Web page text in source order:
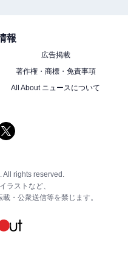
報
広告掲載
著作権・商標・免責事項
All About ニュースについて
All rights reserved.
ラストなど、
・公衆送信等を禁じます。